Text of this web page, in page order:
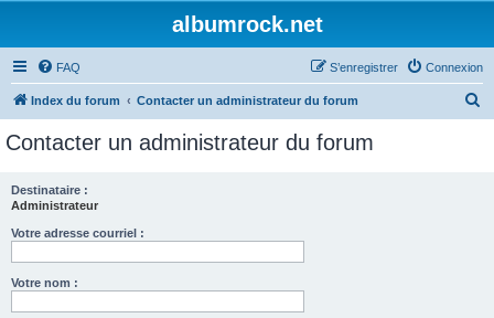
albumrock.net
FAQ Connexion
S’enregistrer
Index du forum Contacter un administrateur du forum
Contacter un administrateur du forum
Destinataire :
Administrateur
Votre adresse courriel :
Votre nom :